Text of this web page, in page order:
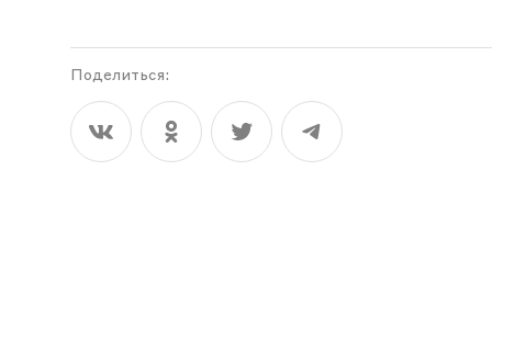
Поделиться: